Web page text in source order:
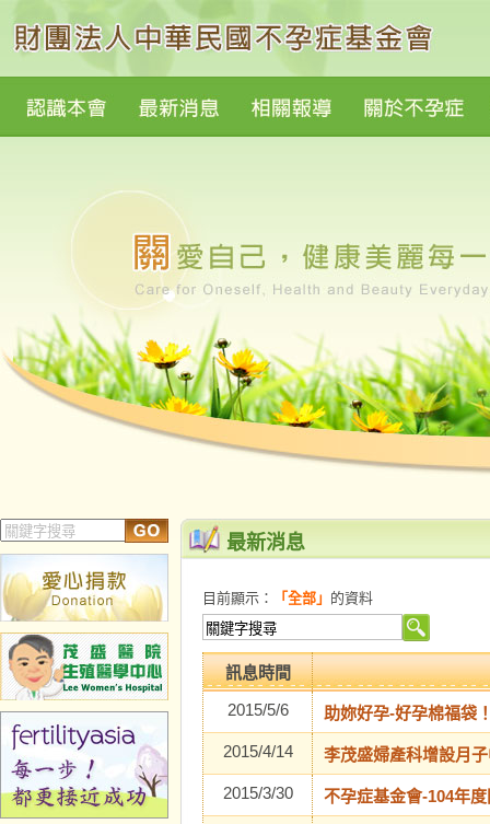
最新消息
目前顯示： 「全部」 的資料
訊息時間
2015/5/6
助妳好孕-好孕棉福袋
2015/4/14 李茂盛婦產科增設月
2015/3/30 不孕症基金會-104年